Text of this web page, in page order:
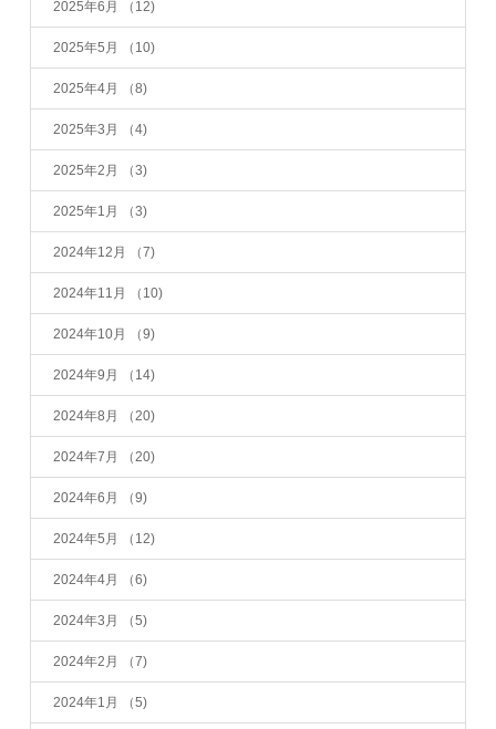
2025年6月 （12)
2025年5月 （10)
2025年4月 （8)
2025年3月 （4)
2025年2月 （3)
2025年1月 （3)
2024年12月 （7)
2024年11月 （10)
2024年10月 （9)
2024年9月 （14)
2024年8月 （20)
2024年7月 （20)
2024年6月 （9)
2024年5月 （12)
2024年4月 （6)
2024年3月 （5)
2024年2月 （7)
2024年1月 （5)